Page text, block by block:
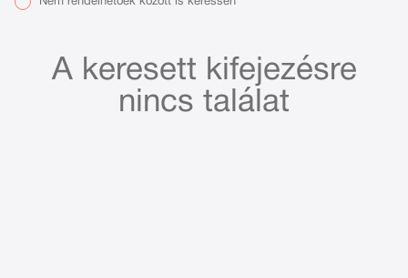
A keresett kifejezésre
nincs találat